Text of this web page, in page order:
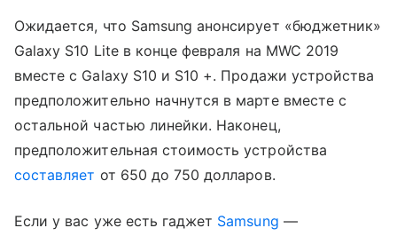
Ожидается, что Samsung анонсирует «бюджетник»
Galaxy S10 Lite в конце февраля на MWC 2019
вместе с Galaxy S10 и S10 +. Продажи устройства
предположительно начнутся в марте вместе с
остальной частью линейки. Наконец,
предположительная стоимость устройства
составляет от 650 до 750 долларов.
Если у вас уже есть гаджет Samsung —